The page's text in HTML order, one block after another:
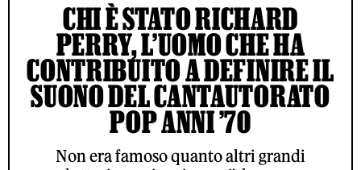
CHI È STATO RICHARD
PERRY, L’UOMO CHE HA
CONTRIBUITO A DEFINIRE IL
SUONO DEL CANTAUTORATO
POP ANNI ’70
Non era famoso quanto altri grandi